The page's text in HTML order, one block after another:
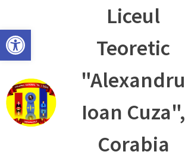
Deschide bara de unelte
content
Liceul
Teoretic
"Alexandru
Ioan Cuza",
Corabia